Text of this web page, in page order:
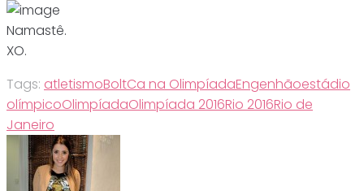
Namastê.
XO.
Tags: atletismoBoltCa na OlimpíadaEngenhãoestádio
olímpicoOlimpíadaOlimpíada 2016Rio 2016Rio de
Janeiro